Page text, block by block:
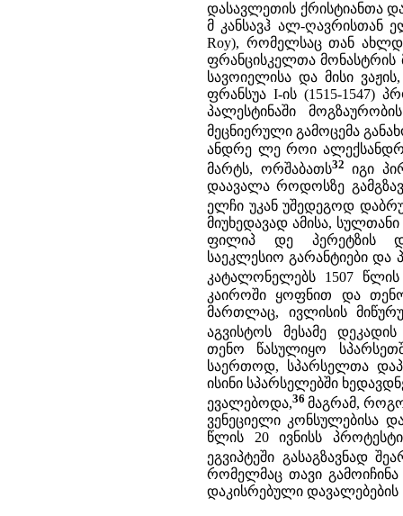
დასავლეთის ქრისტიანთა
მ კანსავჰ ალ-ღავრისთან
Roy), რომელსაც თან
ფრანცისკელთა
სავოიელისა და მისი
ფრანსუა I-ის (1515-1547)
პალესტინაში
მეცნიერული გამოცემა
ანდრე ლე როი
მარტს, ორშაბათს32 იგი
დაავალა როდოსზე
ელჩი უკან უშედეგოდ
მიუხედავად ამისა,
ფილიპ დე პერეტზის
საეკლესიო გარანტიები და
კატალონელებს 1507 წლის
კაიროში ყოფნით და თენო
მართლაც, ივლისის
აგვისტოს მესამე
თენო წასულიყო
საერთოდ, სპარსელთა
ისინი სპარსელებში
ევალებოდა,36 მაგრამ,
ვენეციელი კონსულებისა
წლის 20 ივნისს
ეგვიპტეში გასაგზავნად
რომელმაც თავი
დაკისრებული